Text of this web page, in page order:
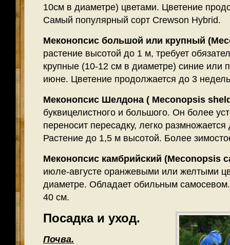
10см в диаметре) цветами. Цветение
Самый популярный сорт Сrewson Hybrid.
Меконопсис большой или крупный
растение высотой до 1 м, требует
крупные (10-12 см в диаметре) синие или
июне. Цветение продолжается до 3
Меконопсис Шелдона ( Meconopsis
буквицелистного и большого. Он более
переносит пересадку, легко
Растение до 1,5 м высотой. Более
Меконопсис камбрийский (Meconopsis
июле-августе оранжевыми или желтыми
диаметре. Обладает обильным
40 см.
Посадка и уход.
Почва.